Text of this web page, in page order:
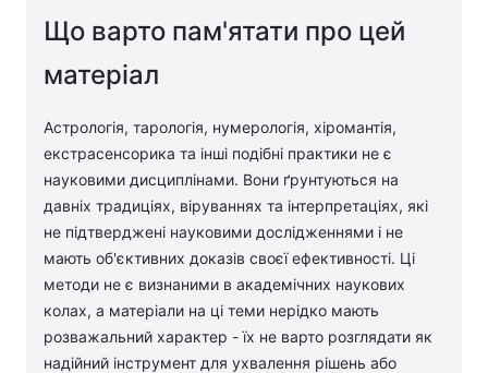
Що варто пам'ятати про цей
матеріал
Астрологія, тарологія, нумерологія, хіромантія,
екстрасенсорика та інші подібні практики не є
науковими дисциплінами. Вони ґрунтуються на
давніх традиціях, віруваннях та інтерпретаціях, які
не підтверджені науковими дослідженнями і не
мають об'єктивних доказів своєї ефективності. Ці
методи не є визнаними в академічних наукових
колах, а матеріали на ці теми нерідко мають
розважальний характер - їх не варто розглядати як
надійний інструмент для ухвалення рішень або